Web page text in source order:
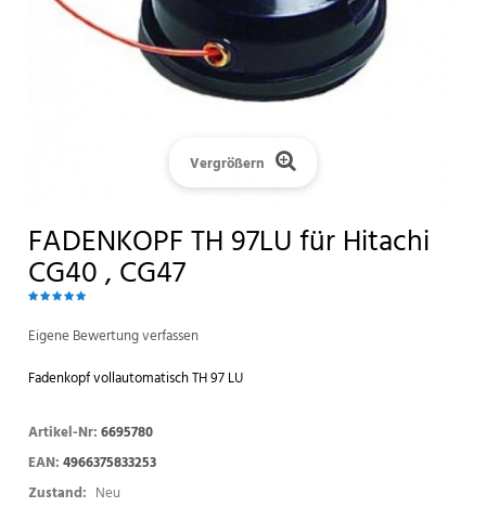
Vergrößern
FADENKOPF TH 97LU für Hitachi
CG40 , CG47
Eigene Bewertung verfassen
Fadenkopf vollautomatisch TH 97 LU
Artikel-Nr:6695780
EAN:4966375833253
Zustand: Neu